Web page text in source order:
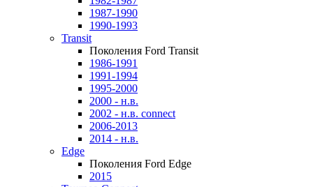
1987-1990
1990-1993
Transit
Поколения Ford Transit
1986-1991
1991-1994
1995-2000
2000 - н.в.
2002 - н.в. connect
2006-2013
2014 - н.в.
Edge
Поколения Ford Edge
2015